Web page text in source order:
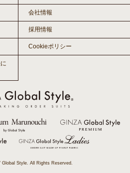
会社情報
採用情報
Cookieポリシー
Style. All Rights Reserved.